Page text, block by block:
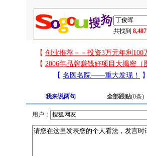
共找到 8,487
我来说两句 全部跟贴(0条)
用户：